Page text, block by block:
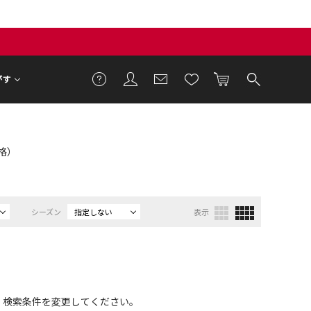
す
シーズン 指定しない 表示
索条件を変更してください。